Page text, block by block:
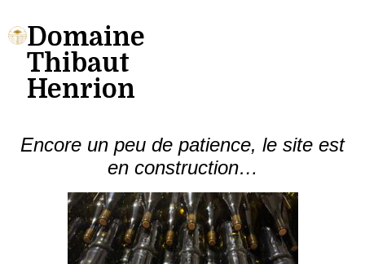
Domaine
Thibaut
Henrion
Encore un peu de patience, le site est
en construction…